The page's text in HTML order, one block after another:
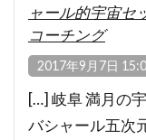
ャール的宇宙
コーチング
2017年9月7日
[…] 岐阜 満月の
バシャール五次